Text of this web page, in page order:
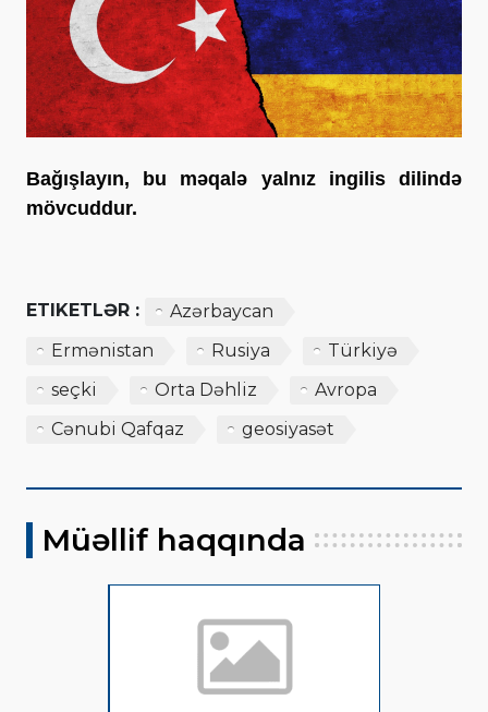
Bağışlayın, bu məqalə yalnız ingilis dilində
mövcuddur.
ETIKETLƏR :
Azərbaycan
Ermənistan
Rusiya
Türkiyə
seçki
Orta Dəhliz
Avropa
Cənubi Qafqaz
geosiyasət
Müəllif haqqında